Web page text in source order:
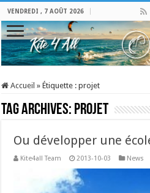
VENDREDI , 7 AOÛT 2026
Accueil » Étiquette :projet
Tag Archives: projet
Ou développer une
Kite4all Team 2013-10-03 News